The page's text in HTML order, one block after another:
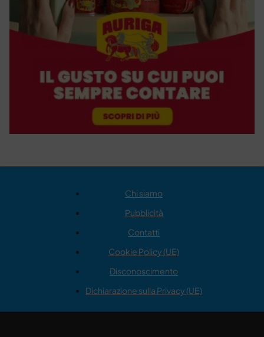
Chi siamo
Pubblicità
Contatti
Cookie Policy (UE)
Disconoscimento
Dichiarazione sulla Privacy (UE)